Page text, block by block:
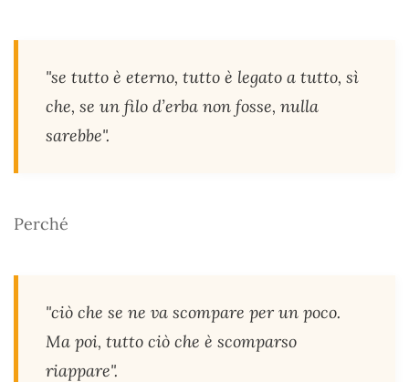
"se tutto è eterno, tutto è legato a tutto, sì
che, se un filo d’erba non fosse, nulla
sarebbe".
Perché
"ciò che se ne va scompare per un poco.
Ma poi, tutto ciò che è scomparso
riappare".